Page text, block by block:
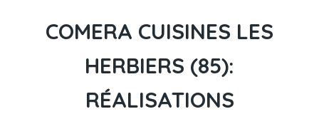
COMERA CUISINES LES
HERBIERS (85):
RÉALISATIONS